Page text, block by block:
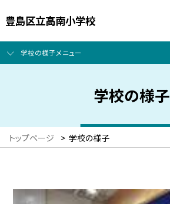
豊島区立高南小学校
学校の様子メニュー
学校の様子
トップページ > 学校の様子